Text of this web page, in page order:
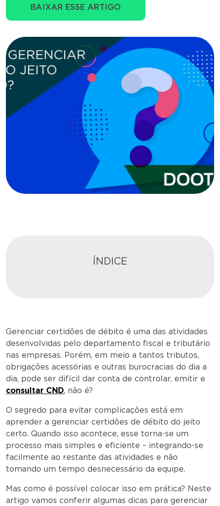
BAIXAR ESSE ARTIGO
ÍNDICE
Gerenciar certidões de débito é uma das atividades
desenvolvidas pelo departamento fiscal e tributário
nas empresas. Porém, em meio a tantos tributos,
obrigações acessórias e outras burocracias do dia a
dia, pode ser difícil dar conta de controlar, emitir e
consultar CND, não é?
O segredo para evitar complicações está em
aprender a gerenciar certidões de débito do jeito
certo. Quando isso acontece, esse torna-se um
processo mais simples e eficiente – integrando-se
facilmente ao restante das atividades e não
tomando um tempo desnecessário da equipe.
Mas como é possível colocar isso em prática? Neste
artigo vamos conferir algumas dicas para gerenciar